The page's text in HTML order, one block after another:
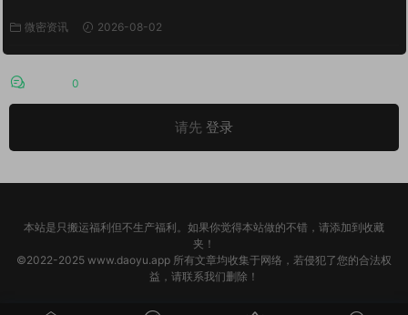
微密资讯 2026-08-02
0
请先 登录
本站是只搬运福利但不生产福利。如果你觉得本站做的不错，请添加到收藏
夹！
©2022-2025 www.daoyu.app 所有文章均收集于网络，若侵犯了您的合法权
益，请联系我们删除！